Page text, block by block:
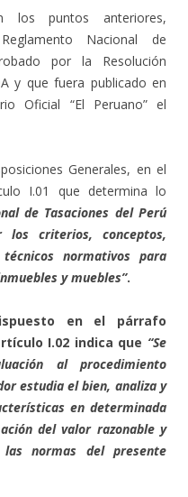
puntos anteriores,
Nacional de
por la Resolución
y que fuera publicado en
Oficial “El Peruano” el
Generales, en el
I.01 que determina lo
de Tasaciones del Perú
criterios, conceptos,
normativos para
y muebles”.
en el párrafo
I.02 indica que “Se
al procedimiento
estudia el bien, analiza y
en determinada
del valor razonable y
normas del presente